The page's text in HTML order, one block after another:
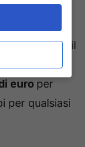
sfavoriti.
in Serie A
anche che il
euro per
per qualsiasi